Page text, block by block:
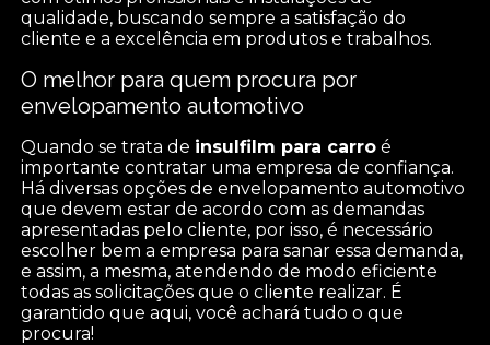
qualidade, buscando sempre a satisfação do
cliente e a excelência em produtos e trabalhos.
O melhor para quem procura por
envelopamento automotivo
Quando se trata de insulfilm para carro é
importante contratar uma empresa de confiança.
Há diversas opções de envelopamento automotivo
que devem estar de acordo com as demandas
apresentadas pelo cliente, por isso, é necessário
escolher bem a empresa para sanar essa demanda,
e assim, a mesma, atendendo de modo eficiente
todas as solicitações que o cliente realizar. É
garantido que aqui, você achará tudo o que
procura!